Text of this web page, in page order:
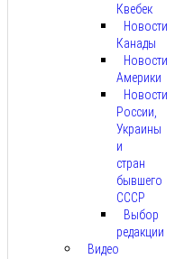
Квебек
Новости
Канады
Новости
Америки
Новости
России,
Украины
и
стран
бывшего
СССР
Выбор
редакции
Видео